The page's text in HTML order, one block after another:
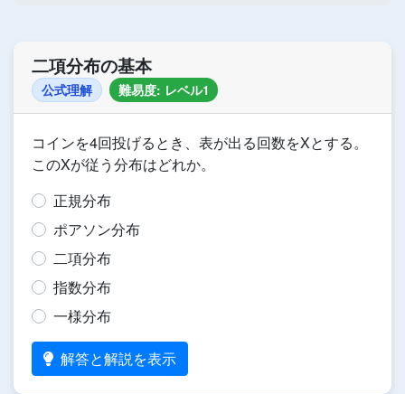
二項分布の基本
公式理解 難易度: レベル1
コインを4回投げるとき、表が出る回数をXとする。
このXが従う分布はどれか。
正規分布
ポアソン分布
二項分布
指数分布
一様分布
解答と解説を表示